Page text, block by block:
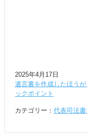
2025年4月17日
遺言書を作成したほう
ックポイント
カテゴリー： 代表司法